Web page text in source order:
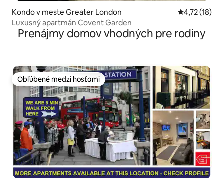
Kondo v meste Greater London Priemerné
4,72 (18)
Luxusný apartmán Covent Garden
Prenájmy domov vhodných pre rodiny
Obľúbené medzi hosťami
Obľúbené medzi hosťami